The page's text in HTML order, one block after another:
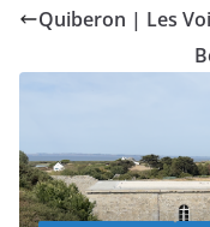
Quiberon | Les